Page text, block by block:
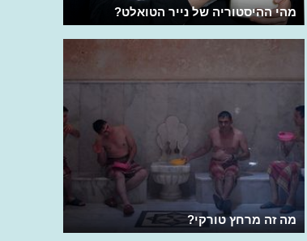
מהי ההיסטוריה של נייר הטואלט?
מה זה מרחץ טורקי?